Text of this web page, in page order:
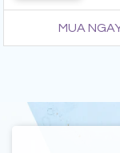
MUA